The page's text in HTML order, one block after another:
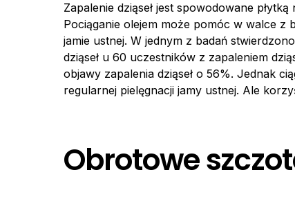
Zapalenie dziąseł jest spowodowane
Pociąganie olejem może pomóc w walce z
jamie ustnej. W jednym z badań
dziąseł u 60 uczestników z zapaleniem
objawy zapalenia dziąseł o 56%. Jednak
regularnej pielęgnacji jamy ustnej. Ale
Obrotowe